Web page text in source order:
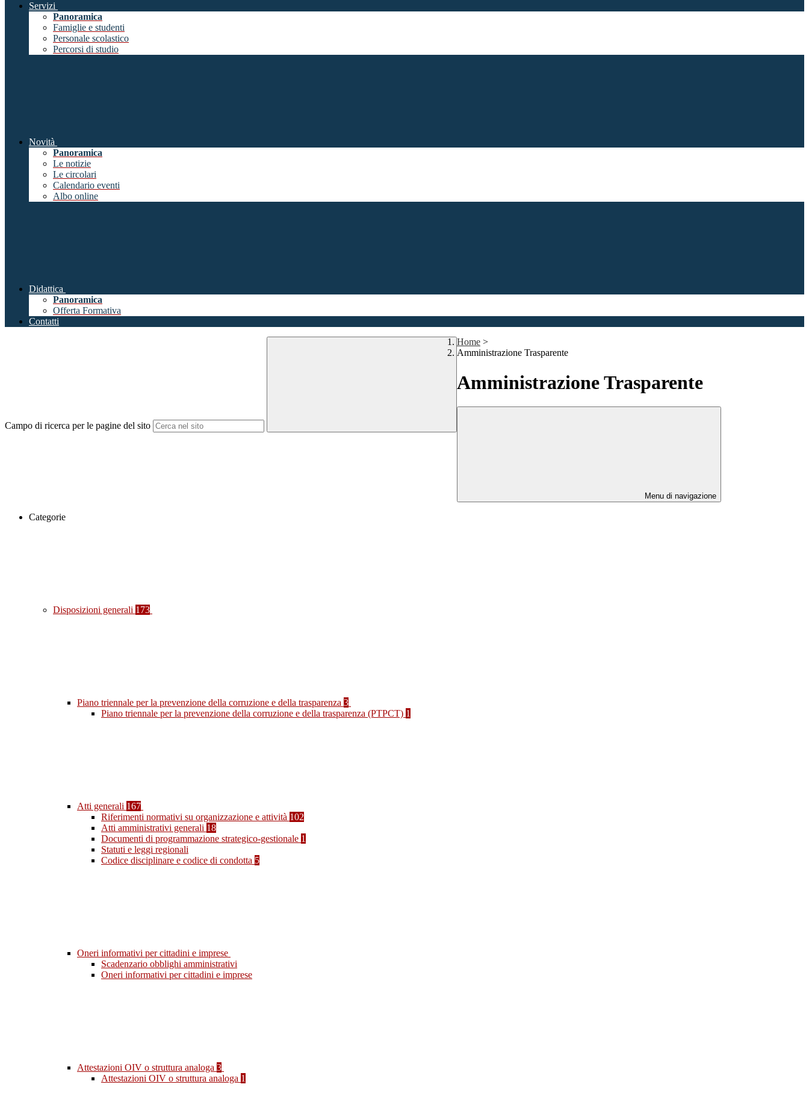
Servizi
Panoramica
Famiglie e studenti
Personale scolastico
Percorsi di studio
Novità
Panoramica
Le notizie
Le circolari
Calendario eventi
Albo online
Didattica
Panoramica
Offerta Formativa
Contatti
Campo di ricerca per le pagine del sito
Home >
Amministrazione Trasparente
Amministrazione Trasparente
Menu di navigazione
Categorie
Disposizioni generali 173
Piano triennale per la prevenzione della corruzione e della trasparenza 3
Piano triennale per la prevenzione della corruzione e della trasparenza (PTPCT) 1
Atti generali 167
Riferimenti normativi su organizzazione e attività 102
Atti amministrativi generali 18
Documenti di programmazione strategico-gestionale 1
Statuti e leggi regionali
Codice disciplinare e codice di condotta 5
Oneri informativi per cittadini e imprese
Scadenzario obblighi amministrativi
Oneri informativi per cittadini e imprese
Attestazioni OIV o struttura analoga 3
Attestazioni OIV o struttura analoga 1